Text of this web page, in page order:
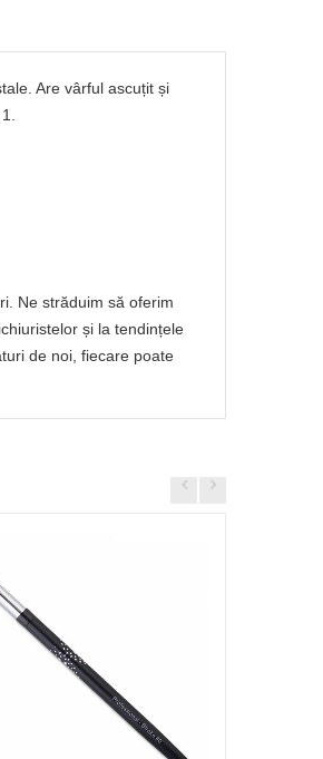
Are vârful ascuțit și
Ne străduim să oferim
și la tendințele
de noi, fiecare poate